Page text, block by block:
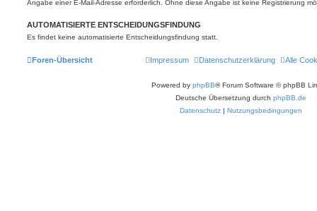
Angabe einer E-Mail-Adresse erforderlich. Ohne diese Angabe ist keine Registrierung
AUTOMATISIERTE ENTSCHEIDUNGSFINDUNG
Es findet keine automatisierte Entscheidungsfindung statt.
Foren-Übersicht Alle
Datenschutzerklärung
Impressum
Powered by phpBB® Forum Software © phpBB
Deutsche Übersetzung durch phpBB.de
Datenschutz | Nutzungsbedingungen